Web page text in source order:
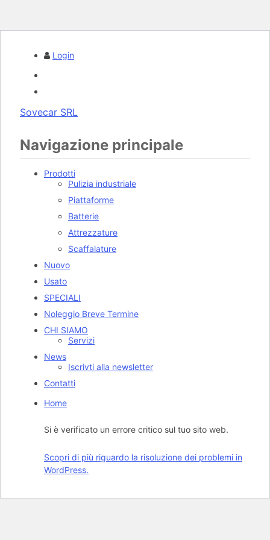
Login
Sovecar SRL
Navigazione principale
Prodotti
Pulizia industriale
Piattaforme
Batterie
Attrezzature
Scaffalature
Nuovo
Usato
SPECIALI
Noleggio Breve Termine
CHI SIAMO
Servizi
News
Iscrivti alla newsletter
Contatti
Home
Si è verificato un errore critico sul tuo sito web.
Scopri di più riguardo la risoluzione dei problemi in
WordPress.